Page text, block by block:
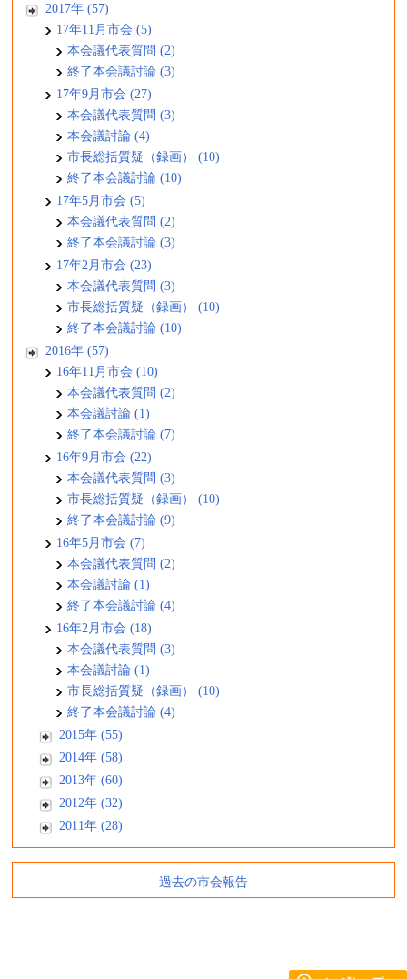
2017年 (57)
17年11月市会 (5)
本会議代表質問 (2)
終了本会議討論 (3)
17年9月市会 (27)
本会議代表質問 (3)
本会議討論 (4)
市長総括質疑（録画） (10)
終了本会議討論 (10)
17年5月市会 (5)
本会議代表質問 (2)
終了本会議討論 (3)
17年2月市会 (23)
本会議代表質問 (3)
市長総括質疑（録画） (10)
終了本会議討論 (10)
2016年 (57)
16年11月市会 (10)
本会議代表質問 (2)
本会議討論 (1)
終了本会議討論 (7)
16年9月市会 (22)
本会議代表質問 (3)
市長総括質疑（録画） (10)
終了本会議討論 (9)
16年5月市会 (7)
本会議代表質問 (2)
本会議討論 (1)
終了本会議討論 (4)
16年2月市会 (18)
本会議代表質問 (3)
本会議討論 (1)
市長総括質疑（録画） (10)
終了本会議討論 (4)
2015年 (55)
2014年 (58)
2013年 (60)
2012年 (32)
2011年 (28)
過去の市会報告